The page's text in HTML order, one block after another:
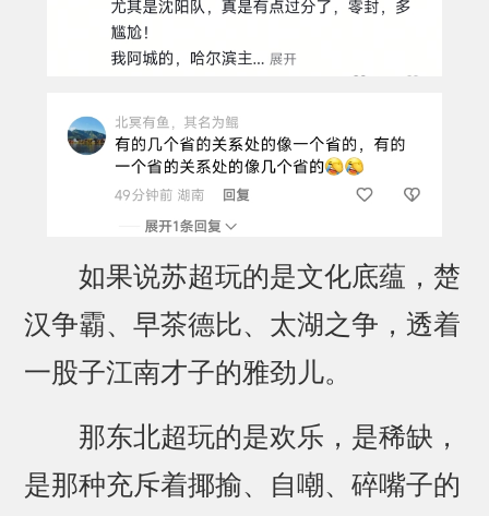
如果说苏超玩的是文化底蕴，楚
汉争霸、早茶德比、太湖之争，透着
一股子江南才子的雅劲儿。
那东北超玩的是欢乐，是稀缺，
是那种充斥着揶揄、自嘲、碎嘴子的